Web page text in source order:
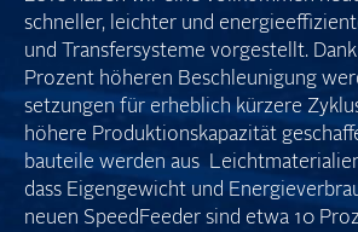
schneller, leichter und
und Transfer­systeme vorgestellt.
Prozent höheren Beschleunigung
setzungen für erheblich kürzere
höhere Produktions­kapazität
bauteile werden aus
dass Eigen­gewicht und
neuen SpeedFeeder sind etwa 10